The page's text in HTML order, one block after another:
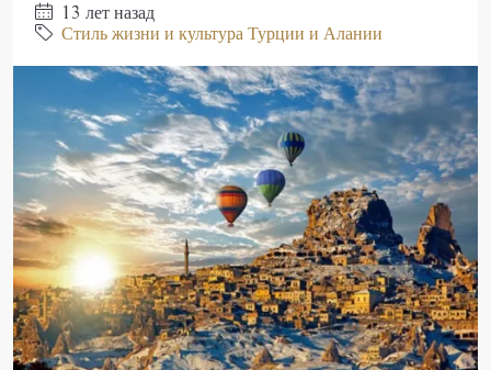
13 лет назад
Стиль жизни и культура Турции и Алании